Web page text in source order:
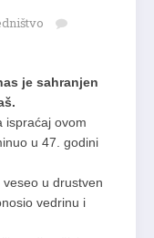
je sahranjen
ispraćaj ovom
u 47. godini
u drustven
vedrinu i